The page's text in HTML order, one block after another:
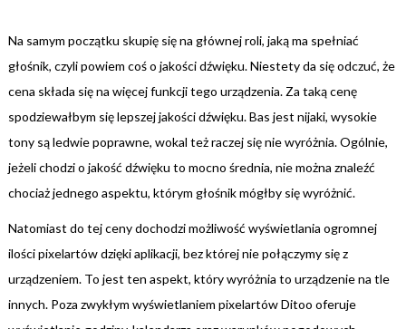
Na samym początku skupię się na głównej roli, jaką ma spełniać
głośnik, czyli powiem coś o jakości dźwięku. Niestety da się odczuć, że
cena składa się na więcej funkcji tego urządzenia. Za taką cenę
spodziewałbym się lepszej jakości dźwięku. Bas jest nijaki, wysokie
tony są ledwie poprawne, wokal też raczej się nie wyróżnia. Ogólnie,
jeżeli chodzi o jakość dźwięku to mocno średnia, nie można znaleźć
chociaż jednego aspektu, którym głośnik mógłby się wyróżnić.
Natomiast do tej ceny dochodzi możliwość wyświetlania ogromnej
ilości pixelartów dzięki aplikacji, bez której nie połączymy się z
urządzeniem. To jest ten aspekt, który wyróżnia to urządzenie na tle
innych. Poza zwykłym wyświetlaniem pixelartów Ditoo oferuje